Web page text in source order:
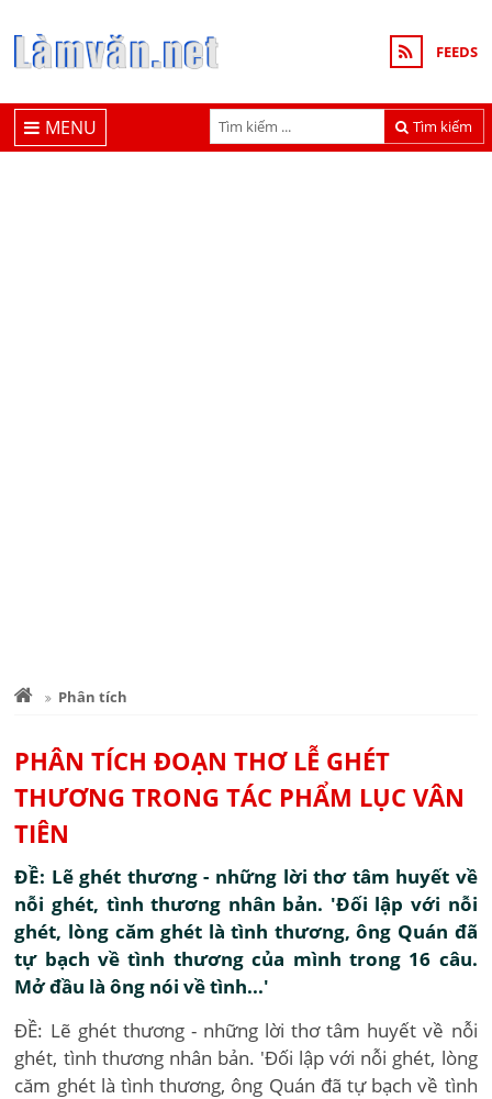
FEEDS
Tìm kiếm
MENU
Phân tích
PHÂN TÍCH ĐOẠN THƠ LỄ GHÉT
THƯƠNG TRONG TÁC PHẨM LỤC VÂN
TIÊN
ĐỀ: Lẽ ghét thương - những lời thơ tâm huyết về
nỗi ghét, tình thương nhân bản. 'Đối lập với nỗi
ghét, lòng căm ghét là tình thương, ông Quán đã
tự bạch về tình thương của mình trong 16 câu.
Mở đầu là ông nói về tình...'
ĐỀ: Lẽ ghét thương - những lời thơ tâm huyết về nỗi
ghét, tình thương nhân bản. 'Đối lập với nỗi ghét, lòng
căm ghét là tình thương, ông Quán đã tự bạch về tình